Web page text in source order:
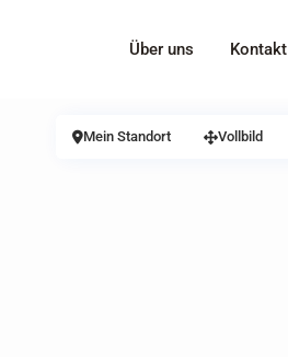
Über uns Kontakt
Mein Standort Vollbild